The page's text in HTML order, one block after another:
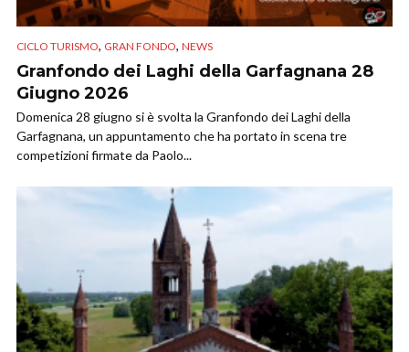
CICLO TURISMO, GRAN FONDO, NEWS
Granfondo dei Laghi della Garfagnana 28
Giugno 2026
Domenica 28 giugno si è svolta la Granfondo dei Laghi della
Garfagnana, un appuntamento che ha portato in scena tre
competizioni firmate da Paolo...